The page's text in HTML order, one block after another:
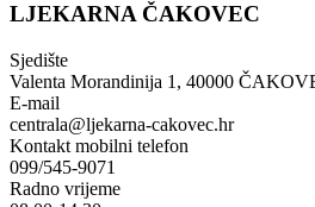
LJEKARNA ČAKOVEC
Sjedište
Valenta Morandinija 1, 40000
E-mail
centrala@ljekarna-cakovec.hr
Kontakt mobilni telefon
099/545-9071
Radno vrijeme